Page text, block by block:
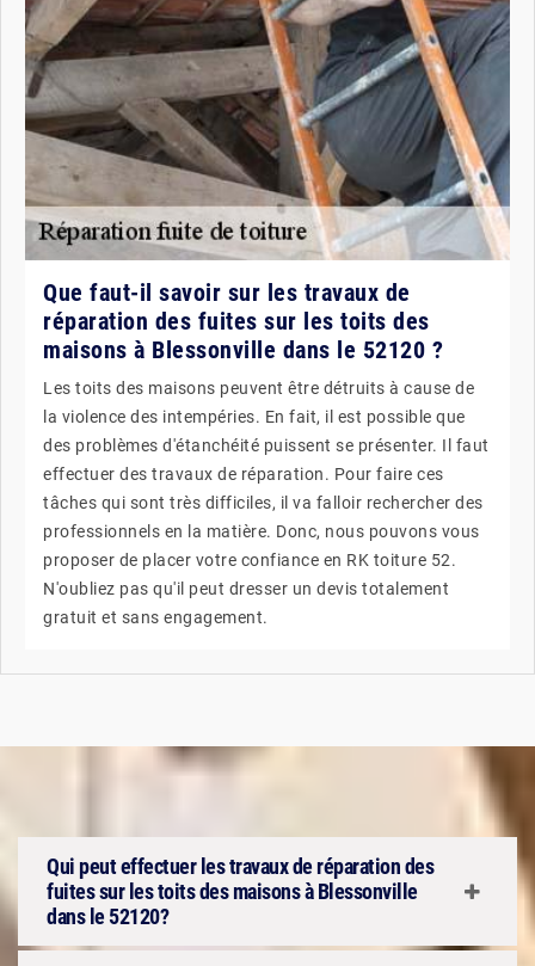
Que faut-il savoir sur les travaux de
réparation des fuites sur les toits des
maisons à Blessonville dans le 52120 ?
Les toits des maisons peuvent être détruits à cause de
la violence des intempéries. En fait, il est possible que
des problèmes d'étanchéité puissent se présenter. Il faut
effectuer des travaux de réparation. Pour faire ces
tâches qui sont très difficiles, il va falloir rechercher des
professionnels en la matière. Donc, nous pouvons vous
proposer de placer votre confiance en RK toiture 52.
N'oubliez pas qu'il peut dresser un devis totalement
gratuit et sans engagement.
Qui peut effectuer les travaux de réparation des
fuites sur les toits des maisons à Blessonville
dans le 52120?